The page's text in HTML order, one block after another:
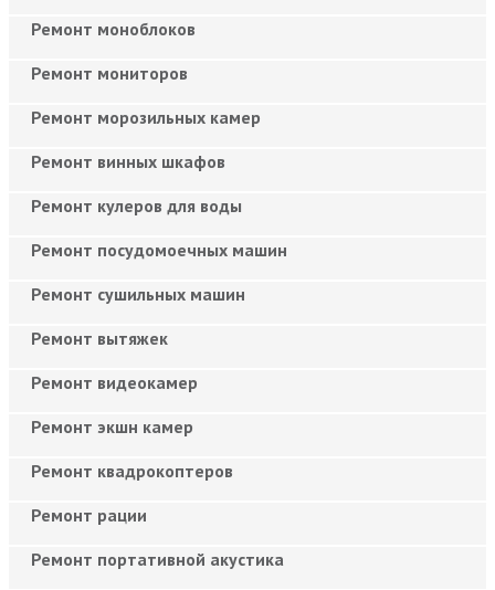
Ремонт моноблоков
Ремонт мониторов
Ремонт морозильных камер
Ремонт винных шкафов
Ремонт кулеров для воды
Ремонт посудомоечных машин
Ремонт сушильных машин
Ремонт вытяжек
Ремонт видеокамер
Ремонт экшн камер
Ремонт квадрокоптеров
Ремонт рации
Ремонт портативной акустика